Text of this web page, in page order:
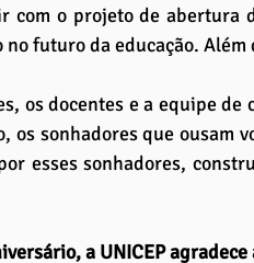
com o projeto de abertura
futuro da educação.
os docentes e a equipe
os sonhadores que ousam
esses sonhadores,
a UNICEP